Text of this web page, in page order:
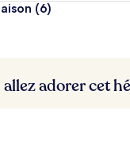
(6)
adorer cet